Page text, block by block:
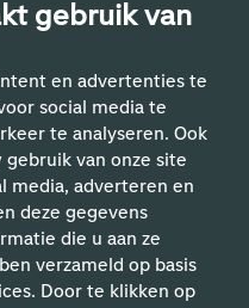
gebruik van
en advertenties te
social media te
te analyseren. Ook
van onze site
media, adverteren en
deze gegevens
die u aan ze
verzameld op basis
Door te klikken op